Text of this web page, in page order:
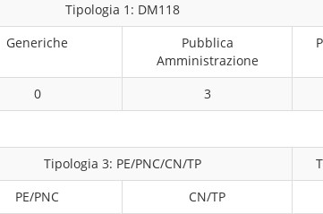
Tipologia 1: DM118
Generiche
Pubblica
Amministrazione
0 3
Tipologia 3: PE/PNC/CN/TP
PE/PNC
CN/TP